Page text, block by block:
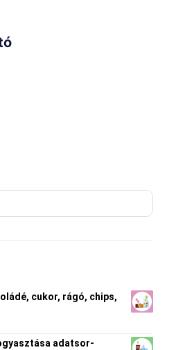
cukor, rágó, chips,
adatsor-